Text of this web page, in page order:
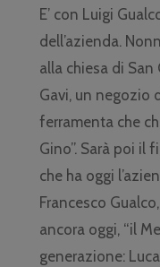
E’ con Luigi
dell’azienda.
alla chiesa di
Gavi, un negozio
ferramenta che
Gino”. Sarà poi il
che ha oggi
Francesco
ancora oggi, “il
generazione: